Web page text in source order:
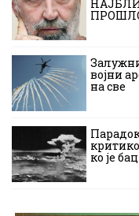
војни
на све
ко је